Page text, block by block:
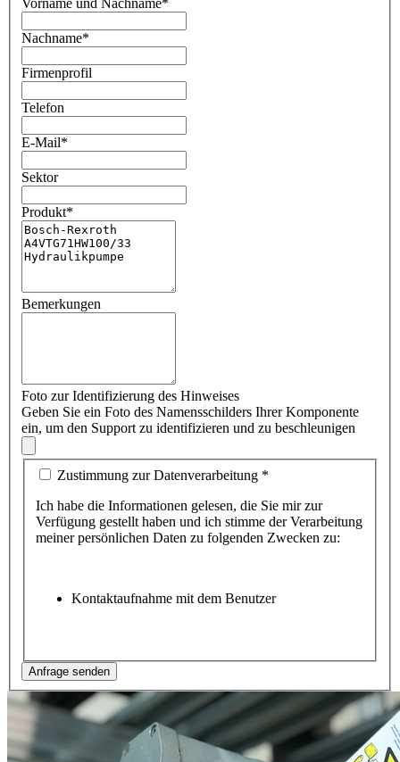
Vorname und Nachname*
Nachname*
Firmenprofil
Telefon
E-Mail*
Sektor
Produkt*
Bemerkungen
Foto zur Identifizierung des Hinweises
Geben Sie ein Foto des Namensschilders Ihrer Komponente
ein, um den Support zu identifizieren und zu beschleunigen
Zustimmung zur Datenverarbeitung *
Ich habe die Informationen gelesen, die Sie mir zur
Verfügung gestellt haben und ich stimme der Verarbeitung
meiner persönlichen Daten zu folgenden Zwecken zu:
Kontaktaufnahme mit dem Benutzer